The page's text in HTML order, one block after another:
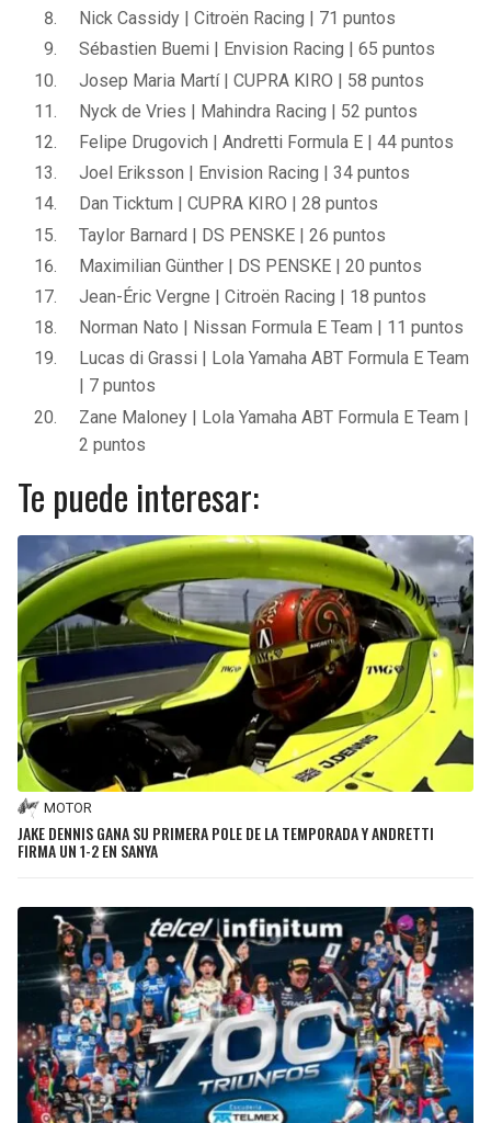
Nick Cassidy | Citroën Racing | 71 puntos
Sébastien Buemi | Envision Racing | 65 puntos
Josep Maria Martí | CUPRA KIRO | 58 puntos
Nyck de Vries | Mahindra Racing | 52 puntos
Felipe Drugovich | Andretti Formula E | 44 puntos
Joel Eriksson | Envision Racing | 34 puntos
Dan Ticktum | CUPRA KIRO | 28 puntos
Taylor Barnard | DS PENSKE | 26 puntos
Maximilian Günther | DS PENSKE | 20 puntos
Jean-Éric Vergne | Citroën Racing | 18 puntos
Norman Nato | Nissan Formula E Team | 11 puntos
Lucas di Grassi | Lola Yamaha ABT Formula E Team
| 7 puntos
Zane Maloney | Lola Yamaha ABT Formula E Team |
2 puntos
Te puede interesar:
MOTOR
JAKE DENNIS GANA SU PRIMERA POLE DE LA TEMPORADA Y ANDRETTI
FIRMA UN 1-2 EN SANYA